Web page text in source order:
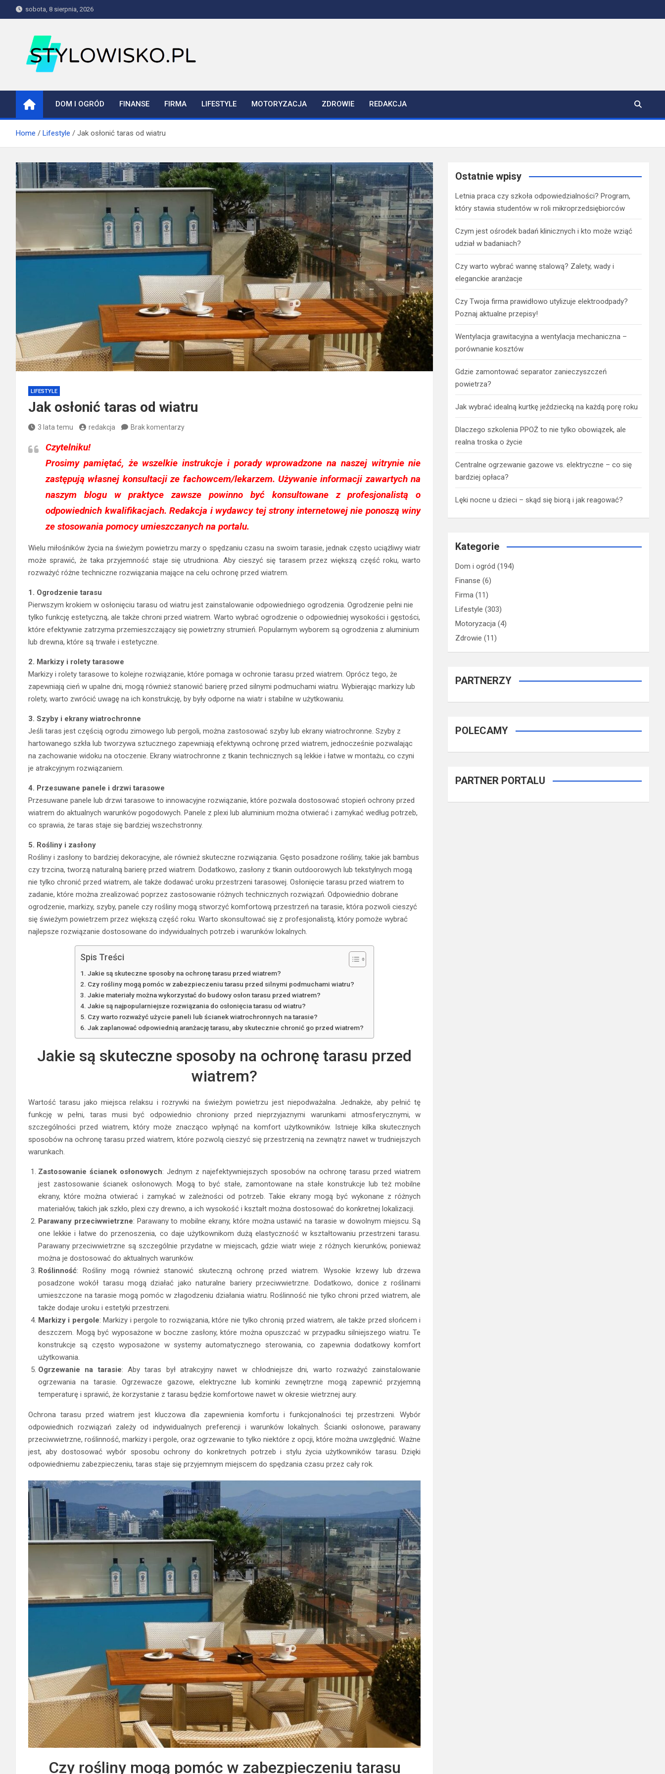
to
sobota, 8 sierpnia, 2026
stylowisko.pl
DOM I OGRÓD FINANSE FIRMA LIFESTYLE MOTORYZACJA ZDROWIE REDAKCJA
Home Lifestyle Jak osłonić taras od wiatru
LIFESTYLE
Jak osłonić taras od wiatru
3 lata temu redakcja Brak komentarzy
Czytelniku!
Prosimy pamiętać, że wszelkie instrukcje i porady wprowadzone na naszej witrynie nie
zastępują własnej konsultacji ze fachowcem/lekarzem. Używanie informacji zawartych na
naszym blogu w praktyce zawsze powinno być konsultowane z profesjonalistą o
odpowiednich kwalifikacjach. Redakcja i wydawcy tej strony internetowej nie ponoszą winy
ze stosowania pomocy umieszczanych na portalu.
Wielu miłośników życia na świeżym powietrzu marzy o spędzaniu czasu na swoim tarasie, jednak często uciążliwy wiatr
może sprawić, że taka przyjemność staje się utrudniona. Aby cieszyć się tarasem przez większą część roku, warto
rozważyć różne techniczne rozwiązania mające na celu ochronę przed wiatrem.
1. Ogrodzenie tarasu
Pierwszym krokiem w osłonięciu tarasu od wiatru jest zainstalowanie odpowiedniego ogrodzenia. Ogrodzenie pełni nie
tylko funkcję estetyczną, ale także chroni przed wiatrem. Warto wybrać ogrodzenie o odpowiedniej wysokości i gęstości,
które efektywnie zatrzyma przemieszczający się powietrzny strumień. Popularnym wyborem są ogrodzenia z aluminium
lub drewna, które są trwałe i estetyczne.
2. Markizy i rolety tarasowe
Markizy i rolety tarasowe to kolejne rozwiązanie, które pomaga w ochronie tarasu przed wiatrem. Oprócz tego, że
zapewniają cień w upalne dni, mogą również stanowić barierę przed silnymi podmuchami wiatru. Wybierając markizy lub
rolety, warto zwrócić uwagę na ich konstrukcję, by były odporne na wiatr i stabilne w użytkowaniu.
3. Szyby i ekrany wiatrochronne
Jeśli taras jest częścią ogrodu zimowego lub pergoli, można zastosować szyby lub ekrany wiatrochronne. Szyby z
hartowanego szkła lub tworzywa sztucznego zapewniają efektywną ochronę przed wiatrem, jednocześnie pozwalając
na zachowanie widoku na otoczenie. Ekrany wiatrochronne z tkanin technicznych są lekkie i łatwe w montażu, co czyni
je atrakcyjnym rozwiązaniem.
4. Przesuwane panele i drzwi tarasowe
Przesuwane panele lub drzwi tarasowe to innowacyjne rozwiązanie, które pozwala dostosować stopień ochrony przed
wiatrem do aktualnych warunków pogodowych. Panele z plexi lub aluminium można otwierać i zamykać według potrzeb,
co sprawia, że taras staje się bardziej wszechstronny.
5. Rośliny i zasłony
Rośliny i zasłony to bardziej dekoracyjne, ale również skuteczne rozwiązania. Gęsto posadzone rośliny, takie jak bambus
czy trzcina, tworzą naturalną barierę przed wiatrem. Dodatkowo, zasłony z tkanin outdoorowych lub tekstylnych mogą
nie tylko chronić przed wiatrem, ale także dodawać uroku przestrzeni tarasowej. Osłonięcie tarasu przed wiatrem to
zadanie, które można zrealizować poprzez zastosowanie różnych technicznych rozwiązań. Odpowiednio dobrane
ogrodzenie, markizy, szyby, panele czy rośliny mogą stworzyć komfortową przestrzeń na tarasie, która pozwoli cieszyć
się świeżym powietrzem przez większą część roku. Warto skonsultować się z profesjonalistą, który pomoże wybrać
najlepsze rozwiązanie dostosowane do indywidualnych potrzeb i warunków lokalnych.
Spis Treści
Jakie są skuteczne sposoby na ochronę tarasu przed wiatrem?
Czy rośliny mogą pomóc w zabezpieczeniu tarasu przed silnymi podmuchami wiatru?
Jakie materiały można wykorzystać do budowy osłon tarasu przed wiatrem?
Jakie są najpopularniejsze rozwiązania do osłonięcia tarasu od wiatru?
Czy warto rozważyć użycie paneli lub ścianek wiatrochronnych na tarasie?
Jak zaplanować odpowiednią aranżację tarasu, aby skutecznie chronić go przed wiatrem?
Jakie są skuteczne sposoby na ochronę tarasu przed
wiatrem?
Wartość tarasu jako miejsca relaksu i rozrywki na świeżym powietrzu jest niepodważalna. Jednakże, aby pełnić tę
funkcję w pełni, taras musi być odpowiednio chroniony przed nieprzyjaznymi warunkami atmosferycznymi, w
szczególności przed wiatrem, który może znacząco wpłynąć na komfort użytkowników. Istnieje kilka skutecznych
sposobów na ochronę tarasu przed wiatrem, które pozwolą cieszyć się przestrzenią na zewnątrz nawet w trudniejszych
warunkach.
Zastosowanie ścianek osłonowych: Jednym z najefektywniejszych sposobów na ochronę tarasu przed wiatrem
jest zastosowanie ścianek osłonowych. Mogą to być stałe, zamontowane na stałe konstrukcje lub też mobilne
ekrany, które można otwierać i zamykać w zależności od potrzeb. Takie ekrany mogą być wykonane z różnych
materiałów, takich jak szkło, plexi czy drewno, a ich wysokość i kształt można dostosować do konkretnej lokalizacji.
Parawany przeciwwietrzne: Parawany to mobilne ekrany, które można ustawić na tarasie w dowolnym miejscu. Są
one lekkie i łatwe do przenoszenia, co daje użytkownikom dużą elastyczność w kształtowaniu przestrzeni tarasu.
Parawany przeciwwietrzne są szczególnie przydatne w miejscach, gdzie wiatr wieje z różnych kierunków, ponieważ
można je dostosować do aktualnych warunków.
Roślinność: Rośliny mogą również stanowić skuteczną ochronę przed wiatrem. Wysokie krzewy lub drzewa
posadzone wokół tarasu mogą działać jako naturalne bariery przeciwwietrzne. Dodatkowo, donice z roślinami
umieszczone na tarasie mogą pomóc w złagodzeniu działania wiatru. Roślinność nie tylko chroni przed wiatrem, ale
także dodaje uroku i estetyki przestrzeni.
Markizy i pergole: Markizy i pergole to rozwiązania, które nie tylko chronią przed wiatrem, ale także przed słońcem i
deszczem. Mogą być wyposażone w boczne zasłony, które można opuszczać w przypadku silniejszego wiatru. Te
konstrukcje są często wyposażone w systemy automatycznego sterowania, co zapewnia dodatkowy komfort
użytkowania.
Ogrzewanie na tarasie: Aby taras był atrakcyjny nawet w chłodniejsze dni, warto rozważyć zainstalowanie
ogrzewania na tarasie. Ogrzewacze gazowe, elektryczne lub kominki zewnętrzne mogą zapewnić przyjemną
temperaturę i sprawić, że korzystanie z tarasu będzie komfortowe nawet w okresie wietrznej aury.
Ochrona tarasu przed wiatrem jest kluczowa dla zapewnienia komfortu i funkcjonalności tej przestrzeni. Wybór
odpowiednich rozwiązań zależy od indywidualnych preferencji i warunków lokalnych. Ścianki osłonowe, parawany
przeciwwietrzne, roślinność, markizy i pergole, oraz ogrzewanie to tylko niektóre z opcji, które można uwzględnić. Ważne
jest, aby dostosować wybór sposobu ochrony do konkretnych potrzeb i stylu życia użytkowników tarasu. Dzięki
odpowiedniemu zabezpieczeniu, taras staje się przyjemnym miejscem do spędzania czasu przez cały rok.
Czy rośliny mogą pomóc w zabezpieczeniu tarasu
Ostatnie wpisy
Letnia praca czy szkoła odpowiedzialności? Program,
który stawia studentów w roli mikroprzedsiębiorców
Czym jest ośrodek badań klinicznych i kto może wziąć
udział w badaniach?
Czy warto wybrać wannę stalową? Zalety, wady i
eleganckie aranżacje
Czy Twoja firma prawidłowo utylizuje elektroodpady?
Poznaj aktualne przepisy!
Wentylacja grawitacyjna a wentylacja mechaniczna –
porównanie kosztów
Gdzie zamontować separator zanieczyszczeń
powietrza?
Jak wybrać idealną kurtkę jeździecką na każdą porę roku
Dlaczego szkolenia PPOŻ to nie tylko obowiązek, ale
realna troska o życie
Centralne ogrzewanie gazowe vs. elektryczne – co się
bardziej opłaca?
Lęki nocne u dzieci – skąd się biorą i jak reagować?
Kategorie
Dom i ogród (194)
Finanse (6)
Firma (11)
Lifestyle (303)
Motoryzacja (4)
Zdrowie (11)
PARTNERZY
POLECAMY
PARTNER PORTALU